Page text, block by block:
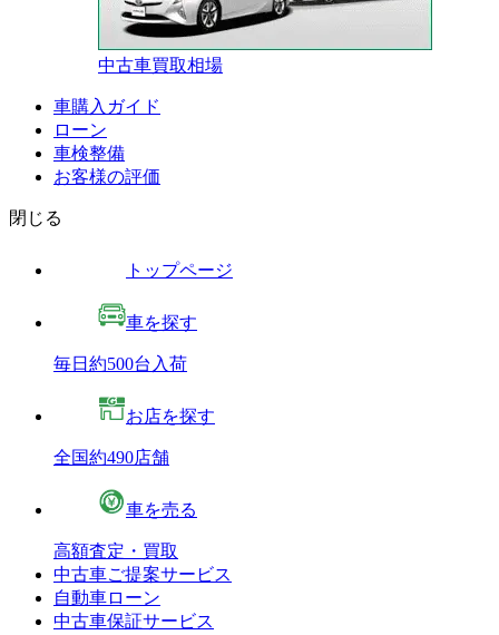
中古車買取相場
車購入ガイド
ローン
車検整備
お客様の評価
閉じる
トップページ
車を探す
毎日約500台入荷
お店を探す
全国約490店舗
車を売る
高額査定・買取
中古車ご提案サービス
自動車ローン
中古車保証サービス